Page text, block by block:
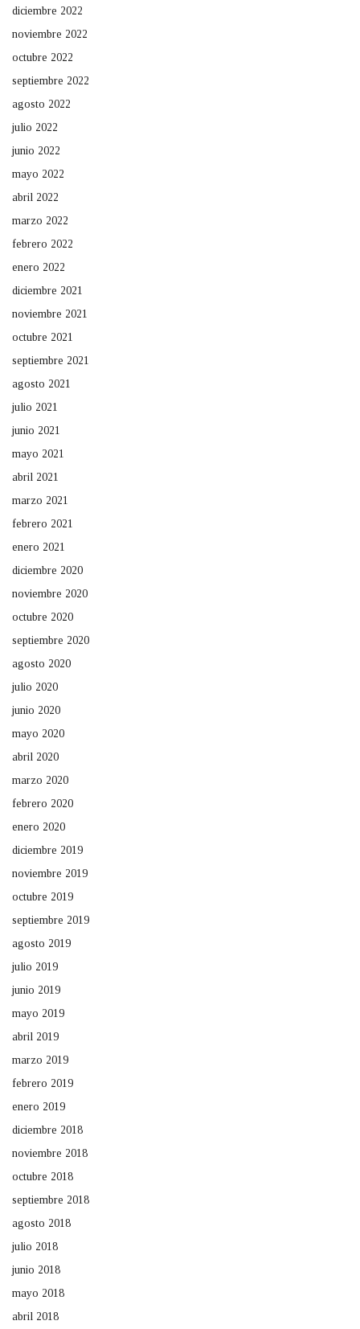
diciembre 2022
noviembre 2022
octubre 2022
septiembre 2022
agosto 2022
julio 2022
junio 2022
mayo 2022
abril 2022
marzo 2022
febrero 2022
enero 2022
diciembre 2021
noviembre 2021
octubre 2021
septiembre 2021
agosto 2021
julio 2021
junio 2021
mayo 2021
abril 2021
marzo 2021
febrero 2021
enero 2021
diciembre 2020
noviembre 2020
octubre 2020
septiembre 2020
agosto 2020
julio 2020
junio 2020
mayo 2020
abril 2020
marzo 2020
febrero 2020
enero 2020
diciembre 2019
noviembre 2019
octubre 2019
septiembre 2019
agosto 2019
julio 2019
junio 2019
mayo 2019
abril 2019
marzo 2019
febrero 2019
enero 2019
diciembre 2018
noviembre 2018
octubre 2018
septiembre 2018
agosto 2018
julio 2018
junio 2018
mayo 2018
abril 2018